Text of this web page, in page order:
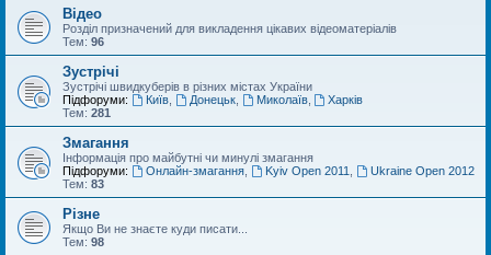
Відео
Розділ призначений для викладення цікавих відеоматеріалів
Тем: 96
Зустрічі
Зустрічі швидкуберів в різних містах України
Підфоруми:
Київ, Донецьк, Миколаїв,
Харків
Тем: 281
Змагання
Інформація про майбутні чи минулі змагання
Підфоруми:
Онлайн-змагання, Kyiv Open 2011
Ukraine Open 2012
Тем: 83
Різне
Якщо Ви не знаєте куди писати...
Тем: 98